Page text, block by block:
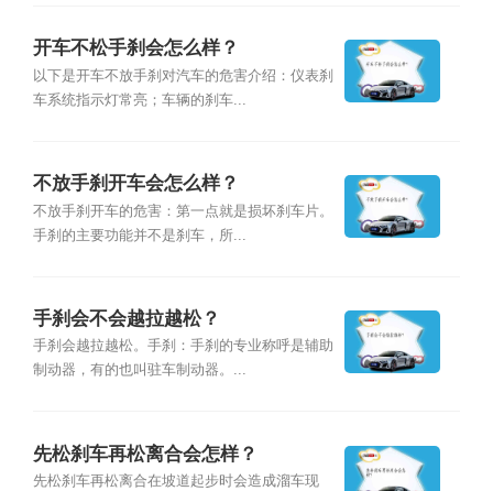
开车不松手刹会怎么样？
以下是开车不放手刹对汽车的危害介绍：仪表刹
车系统指示灯常亮；车辆的刹车...
不放手刹开车会怎么样？
不放手刹开车的危害：第一点就是损坏刹车片。
手刹的主要功能并不是刹车，所...
手刹会不会越拉越松？
手刹会越拉越松。手刹：手刹的专业称呼是辅助
制动器，有的也叫驻车制动器。...
先松刹车再松离合会怎样？
先松刹车再松离合在坡道起步时会造成溜车现